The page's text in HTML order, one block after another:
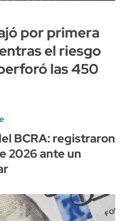
por primera
el riesgo
las 450
BCRA: registraron
2026 ante un